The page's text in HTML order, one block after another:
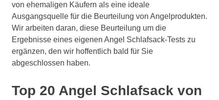
von ehemaligen Käufern als eine ideale
Ausgangsquelle für die Beurteilung von Angelprodukten.
Wir arbeiten daran, diese Beurteilung um die
Ergebnisse eines eigenen Angel Schlafsack-Tests zu
ergänzen, den wir hoffentlich bald für Sie
abgeschlossen haben.
Top 20 Angel Schlafsack von